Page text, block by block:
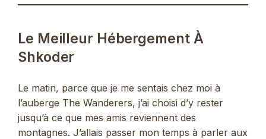
Le Meilleur Hébergement À
Shkoder
Le matin, parce que je me sentais chez moi à
l’auberge The Wanderers, j’ai choisi d’y rester
jusqu’à ce que mes amis reviennent des
montagnes. J’allais passer mon temps à parler aux